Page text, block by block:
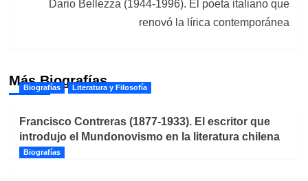
Dario Bellezza (1944-1996). El poeta italiano que
renovó la lírica contemporánea
Más Biografías
Biografías Literatura y Filosofía
Francisco Contreras (1877-1933). El escritor que
introdujo el Mundonovismo en la literatura chilena
Biografías